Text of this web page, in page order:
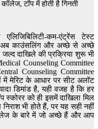
कम-एंट्रेंस टेस्ट
काउंसलिंग और अच्छे से अच्छे
दाखिले की प्रक्रिया शुरू भी
Counseling Committee
Counseling Committee
मेरिट के आधार पर सीट अलॉट
डिमांड है, यही वजह है कि हर
को ही इसमें दाखिला मिल
भी होते हैं, पर यह सही नहीं
के बारे में जो अच्छे हैं और आप